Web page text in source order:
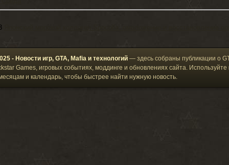
- Новости игр, GTA, Mafia и технологий — здесь собраны публикации о
Games, игровых событиях, моддинге и обновлениях сайта. Используйте
и календарь, чтобы быстрее найти нужную новость.